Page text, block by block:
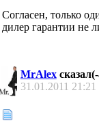
Согласен, только
дилер гарантии не
MrAlex
31.01.2011 21:21